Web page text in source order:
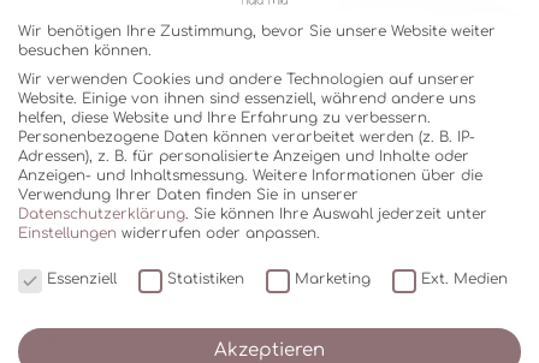
Wir benötigen Ihre Zustimmung, bevor Sie unsere Website weiter
besuchen können.
Wir verwenden Cookies und andere Technologien auf unserer
Website. Einige von ihnen sind essenziell, während andere uns
helfen, diese Website und Ihre Erfahrung zu verbessern.
Personenbezogene Daten können verarbeitet werden (z. B. IP-
Adressen), z. B. für personalisierte Anzeigen und Inhalte oder
Anzeigen- und Inhaltsmessung. Weitere Informationen über die
Verwendung Ihrer Daten finden Sie in unserer
Datenschutzerklärung Sie können Ihre Auswahl jederzeit unter
Einstellungen widerrufen oder anpassen.
Essenziell Statistiken Marketing Ext. Medien
Akzeptieren